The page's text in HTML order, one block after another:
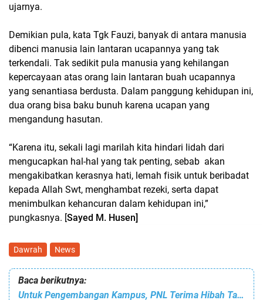
ujarnya.
Demikian pula, kata Tgk Fauzi, banyak di antara manusia
dibenci manusia lain lantaran ucapannya yang tak
terkendali. Tak sedikit pula manusia yang kehilangan
kepercayaan atas orang lain lantaran buah ucapannya
yang senantiasa berdusta. Dalam panggung kehidupan ini,
dua orang bisa baku bunuh karena ucapan yang
mengandung hasutan.
“Karena itu, sekali lagi marilah kita hindari lidah dari
mengucapkan hal-hal yang tak penting, sebab akan
mengakibatkan kerasnya hati, lemah fisik untuk beribadat
kepada Allah Swt, menghambat rezeki, serta dapat
menimbulkan kehancuran dalam kehidupan ini,”
pungkasnya. [Sayed M. Husen]
Dawrah News
Baca berikutnya:
Untuk Pengembangan Kampus, PNL Terima Hibah Tanah Lima Hektar dari Kemenkeu RI